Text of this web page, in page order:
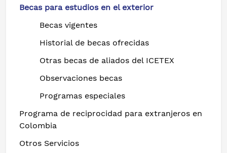
Becas para estudios en el exterior
Becas vigentes
Historial de becas ofrecidas
Otras becas de aliados del ICETEX
Observaciones becas
Programas especiales
Programa de reciprocidad para extranjeros en
Colombia
Otros Servicios